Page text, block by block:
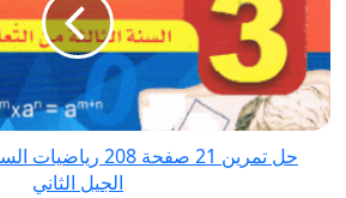
صفحة
208
رياضيات
السنة
الثالثة
متوسط
حل تمرين 21 صفحة
الجيل الثاني